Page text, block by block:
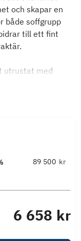
och skapar en
både soffgrupp
till ett fint
utrustat med
kr
6 658 kr